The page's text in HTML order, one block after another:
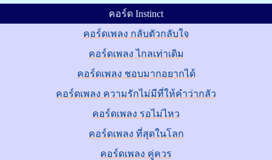
คอร์ด Instinct
คอร์ดเพลง กลับตัวกลับใจ
คอร์ดเพลง ไกลเท่าเดิม
คอร์ดเพลง ชอบมากอยากได้
คอร์ดเพลง ความรักไม่มีที่ให้คำว่ากลัว
คอร์ดเพลง รอไม่ไหว
คอร์ดเพลง ที่สุดในโลก
คอร์ดเพลง คู่ควร